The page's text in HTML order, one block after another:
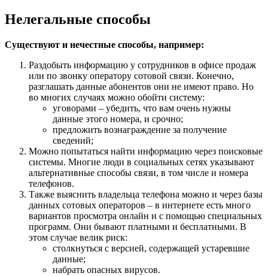
Нелегальные способы
Существуют и нечестные способы, например:
Раздобыть информацию у сотрудников в офисе продаж
или по звонку оператору сотовой связи. Конечно,
разглашать данные абонентов они не имеют право. Но
во многих случаях можно обойти систему:
уговорами – убедить, что вам очень нужны
данные этого номера, и срочно;
предложить вознаграждение за получение
сведений;
Можно попытаться найти информацию через поисковые
системы. Многие люди в социальных сетях указывают
альтернативные способы связи, в том числе и номера
телефонов.
Также выяснить владельца телефона можно и через базы
данных сотовых операторов – в интернете есть много
вариантов просмотра онлайн и с помощью специальных
программ. Они бывают платными и бесплатными. В
этом случае велик риск:
столкнуться с версией, содержащей устаревшие
данные;
набрать опасных вирусов.